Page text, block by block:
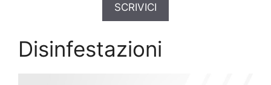
SCRIVICI
Disinfestazioni